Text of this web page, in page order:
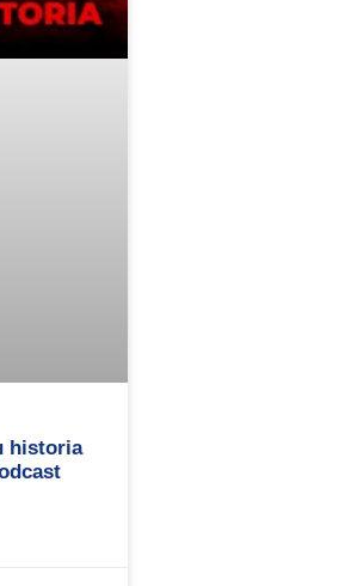
historia